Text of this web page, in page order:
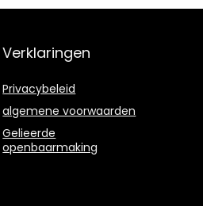
Verklaringen
Privacybeleid
algemene voorwaarden
Gelieerde
openbaarmaking